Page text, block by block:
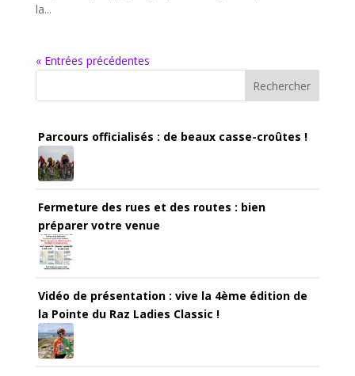
la...
« Entrées précédentes
Rechercher
Parcours officialisés : de beaux casse-croûtes !
Fermeture des rues et des routes : bien
préparer votre venue
Vidéo de présentation : vive la 4ème édition de
la Pointe du Raz Ladies Classic !